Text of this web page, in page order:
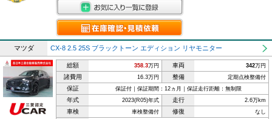
マツダ CX-8 2.5 25S ブラックトーン エディション リヤモニター
総額 358.3万円 車両 342万円
諸費用 16.3万円 整備 定期点検整備付
保証 保証付｜保証期間：12ヵ月｜保証走行距離：無制限
年式 2023(R05)年式 走行 2.6万km
車検 車検整備付 修復 なし